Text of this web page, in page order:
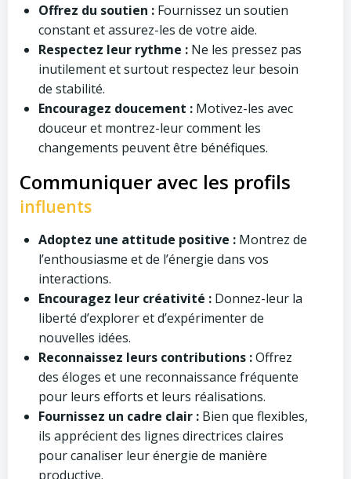
Offrez du soutien : Fournissez un soutien
constant et assurez-les de votre aide.
Respectez leur rythme : Ne les pressez pas
inutilement et surtout respectez leur besoin
de stabilité.
Encouragez doucement : Motivez-les avec
douceur et montrez-leur comment les
changements peuvent être bénéfiques.
Communiquer avec les profils
influents
Adoptez une attitude positive : Montrez de
l’enthousiasme et de l’énergie dans vos
interactions.
Encouragez leur créativité : Donnez-leur la
liberté d’explorer et d’expérimenter de
nouvelles idées.
Reconnaissez leurs contributions :Offrez
des éloges et une reconnaissance fréquente
pour leurs efforts et leurs réalisations.
Fournissez un cadre clair : Bien que flexibles,
ils apprécient des lignes directrices claires
pour canaliser leur énergie de manière
productive.